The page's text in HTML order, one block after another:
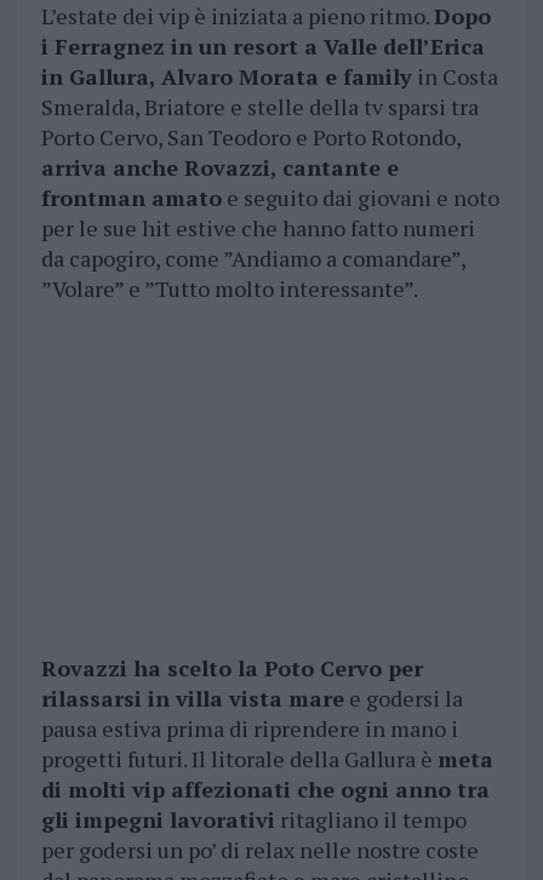
L’estate dei vip è iniziata a pieno ritmo.Dopo
i Ferragnez in un resort a Valle dell’Erica
in Gallura, Alvaro Morata e familyin Costa
Smeralda, Briatore e stelle della tv sparsi tra
Porto Cervo, San Teodoro e Porto Rotondo,
arriva anche Rovazzi, cantante e
frontman amatoe seguito dai giovani e noto
per le sue hit estive che hanno fatto numeri
da capogiro, come ”Andiamo a comandare”,
”Volare” e ”Tutto molto interessante”.
Rovazzi ha scelto la Poto Cervo per
rilassarsi in villa vista maree godersi la
pausa estiva prima di riprendere in mano i
progetti futuri. Il litorale della Gallura è meta
di molti vip affezionati che ogni anno tra
gli impegni lavorativi ritagliano il tempo
per godersi un po’ di relax nelle nostre coste